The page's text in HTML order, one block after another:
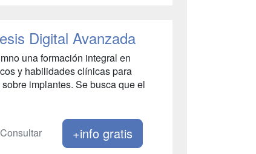
Digital Avanzada
una formación integral en
y habilidades clínicas para
implantes. Se busca que el
Consultar +info gratis